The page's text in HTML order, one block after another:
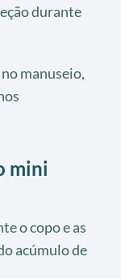
durante
manuseio,
mini
o copo e as
acúmulo de